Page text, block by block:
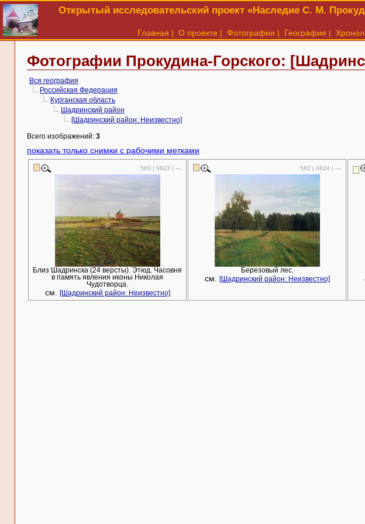
Открытый исследовательский проект «Наследие С. М.
Главная | О проекте | Фотографии | География |
Фотографии Прокудина-Горского:
Вся география
Российская Федерация
Курганская область
Шадринский район
[Шадринский район: Неизвестно]
Всего изображений: 3
показать только снимки с рабочими метками
583 | 0823 | —
Близ Шадринска (24 версты). Этюд. Часовня
в память явления иконы Николая
Чудотворца.
см. [Шадринский район: Неизвестно]
582 | 0824 | —
Березовый лес.
см. [Шадринский район: Неизвестно]